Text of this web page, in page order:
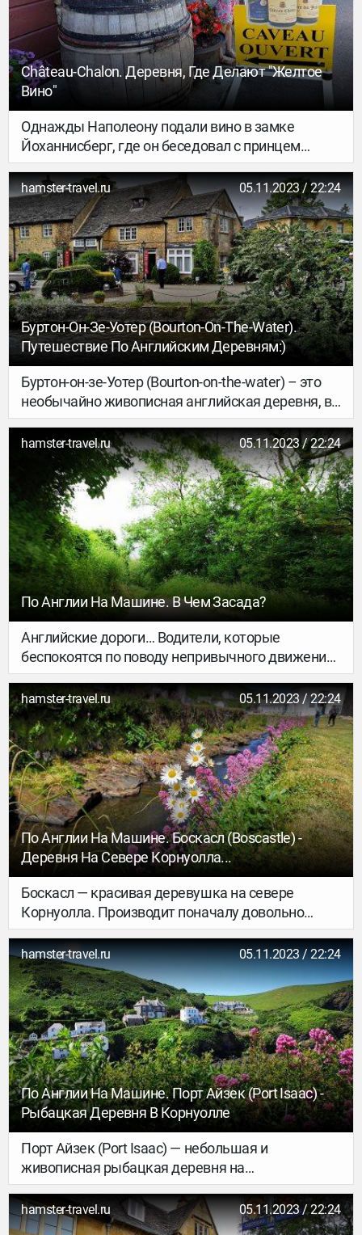
Château-Chalon. Деревня, Где Делают "желтое
Вино"
Однажды Наполеону подали вино в замке
Йоханнисберг, где он беседовал с принцем
Маттернихом. «Здесь подают лучшее вино в
мире!», — воскликнул Наполеон. Но принц
возразил ему: «Нет, Сир, лучшее вино в мире —
из маленького городка Вашей империи, в
Château-Chalon». Так это или нет, не знаю. Но
легенда осталась. Как и традиции виноделов
того края, о котором говорил принц. Там
производят «желтое вино». Что это такое и чем
отличается от обычного белого? Сейчас
расскажу:)
hamster-travel.ru 05.11.2023 / 22:24
Буртон-Он-Зе-Уотер (Bourton-On-The-Water).
Путешествие По Английским Деревням:)
Буртон-он-зе-Уотер (Bourton-on-the-water) – это
необычайно живописная английская деревня, в
которой проживает чуть более трех тысяч
человек. Находится она в Юго-Западной Англии,
в районе Коутсволдс графства Gloucestershire.
Для туриста, который хочет погрузиться в
атмосферу старой деревенской Англии это
место – обязательно к посещению.
hamster-travel.ru 05.11.2023 / 22:24
По Англии На Машине. В Чем Засада?
Английские дороги… Водители, которые
беспокоятся по поводу непривычного движения,
не подозревают о том, какие их ждут сюрпризы.
Да, движение действительно не в ту сторону, и
машина праворульная. Но через некоторое
время это (как говорит моя лучшая подруга,
которая водила машину все это время и
составляла наш маршрут) перестает напрягать.
hamster-travel.ru 05.11.2023 / 22:24
По Англии На Машине. Боскасл (Boscastle) -
Деревня На Севере Корнуолла...
Боскасл — красивая деревушка на севере
Корнуолла. Производит поначалу довольно
суровое впечатление: дома из темно-
коричневого камня, архитектура – достаточно
строгая.
hamster-travel.ru 05.11.2023 / 22:24
По Англии На Машине. Порт Айзек (Port Isaac) -
Рыбацкая Деревня В Корнуолле
Порт Айзек (Port Isaac) — небольшая и
живописная рыбацкая деревня на
атлантическом побережье северного
Корнуолла. В 80-х годах эту деревню полюбили
телевизионщики – там снимали передачи и
hamster-travel.ru 05.11.2023 / 22:24